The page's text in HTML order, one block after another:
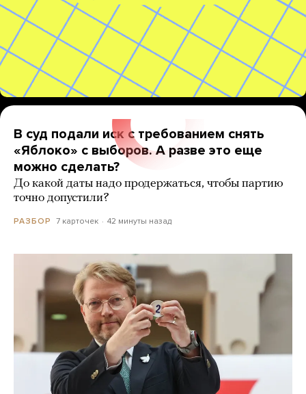
В суд подали иск с требованием снять
«Яблоко» с выборов. А разве это еще
можно сделать?
До какой даты надо продержаться, чтобы партию
точно допустили?
РАЗБОР 7 карточек 42 минуты назад